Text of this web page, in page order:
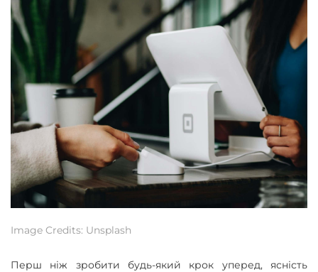
Image Credits: Unsplash
Перш ніж зробити будь-який крок уперед, ясність